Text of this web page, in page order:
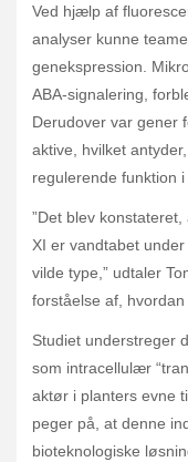
Ved hjælp af
analyser kunne
genekspression.
ABA-signalering,
Derudover var gener
aktive, hvilket
regulerende funktion
”Det blev
XI er vandtabet
vilde type,” udtaler
forståelse af,
Studiet understreger
som intracellulær
aktør i planters evne
peger på, at denne
bioteknologiske